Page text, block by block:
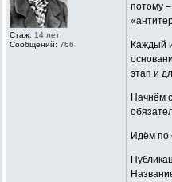
Стаж: 14 лет
Сообщений: 766
потому
Каждый
этап и
Начнём
Идём по